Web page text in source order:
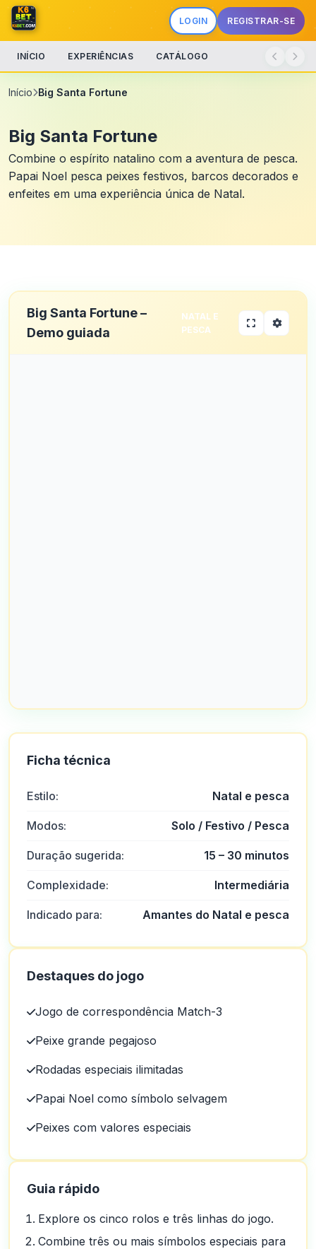
LOGIN REGISTRAR-SE
INÍCIO EXPERIÊNCIAS CATÁLOGO
Início Big Santa Fortune
Big Santa Fortune
Combine o espírito natalino com a aventura de pesca.
Papai Noel pesca peixes festivos, barcos decorados e
enfeites em uma experiência única de Natal.
Big Santa Fortune –
Demo guiada
NATAL E
PESCA
Ficha técnica
Estilo: Natal e pesca
Modos: Solo / Festivo / Pesca
Duração sugerida: 15 – 30 minutos
Complexidade: Intermediária
Indicado para: Amantes do Natal e pesca
Destaques do jogo
Jogo de correspondência Match-3
Peixe grande pegajoso
Rodadas especiais ilimitadas
Papai Noel como símbolo selvagem
Peixes com valores especiais
Guia rápido
Explore os cinco rolos e três linhas do jogo.
Combine três ou mais símbolos especiais para